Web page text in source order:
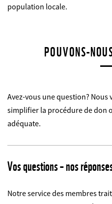
population locale.
POUVONS-
Avez-vous une question?
simplifier la procédure de don
adéquate.
Vos questions – nos
Notre service des membres